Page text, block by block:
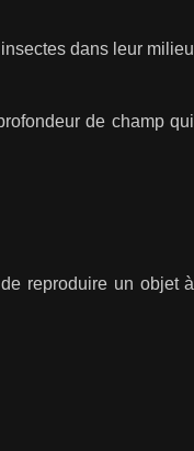
dans leur milieu
de champ qui
reproduire un objet à